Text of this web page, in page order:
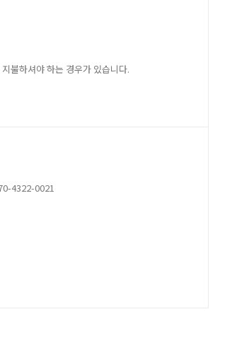
불하셔야 하는 경우가 있습니다.
4322-0021